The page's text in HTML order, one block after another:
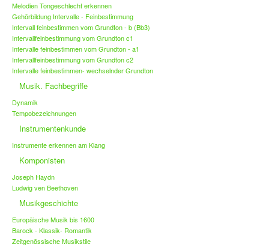
Melodien Tongeschlecht erkennen
Gehörbildung Intervalle - Feinbestimmung
Intervall feinbestimmen vom Grundton - b (Bb3)
Intervallfeinbestimmung vom Grundton c1
Intervalle feinbestimmen vom Grundton - a1
Intervallfeinbestimmung vom Grundton c2
Intervalle feinbestimmen- wechselnder Grundton
Musik. Fachbegriffe
Dynamik
Tempobezeichnungen
Instrumentenkunde
Instrumente erkennen am Klang
Komponisten
Joseph Haydn
Ludwig ven Beethoven
Musikgeschichte
Europäische Musik bis 1600
Barock - Klassik- Romantik
Zeitgenössische Musikstile